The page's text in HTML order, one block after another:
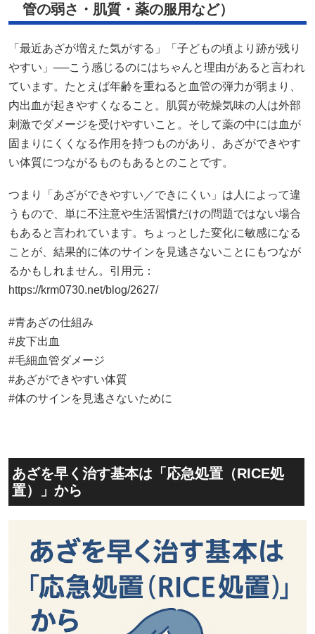
管の弱さ・肌質・薬の服用など）
「最近あざが増えた気がする」「子どもの頃より跡が残り
やすい」──こう感じるのにはちゃんと理由があると言われ
ています。たとえば年齢を重ねると血管の弾力が弱まり、
内出血が起きやすくなること。肌質が乾燥気味の人は外部
刺激でダメージを受けやすいこと。そして薬の中には血が
固まりにくくなる作用を持つものがあり、あざができやす
い体質につながるものもあるとのことです。
つまり「あざができやすい／できにくい」は人によって違
うもので、単に不注意や生活習慣だけの問題ではない場合
もあると言われています。ちょっとした変化に敏感になる
ことが、結果的に体のサインを見逃さないことにもつなが
るかもしれません。引用元：
https://krm0730.net/blog/2627/
#青あざの仕組み
#皮下出血
#毛細血管ダメージ
#あざができやすい体質
#体のサインを見逃さないために
あざを早く治す基本は「応急処置（RICE処
置）」から